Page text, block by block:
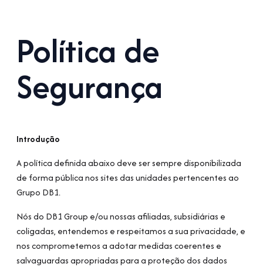
Política de
Segurança
Introdução
A política definida abaixo deve ser sempre disponibilizada
de forma pública nos sites das unidades pertencentes ao
Grupo DB1.
Nós do DB1 Group e/ou nossas afiliadas, subsidiárias e
coligadas, entendemos e respeitamos a sua privacidade, e
nos comprometemos a adotar medidas coerentes e
salvaguardas apropriadas para a proteção dos dados